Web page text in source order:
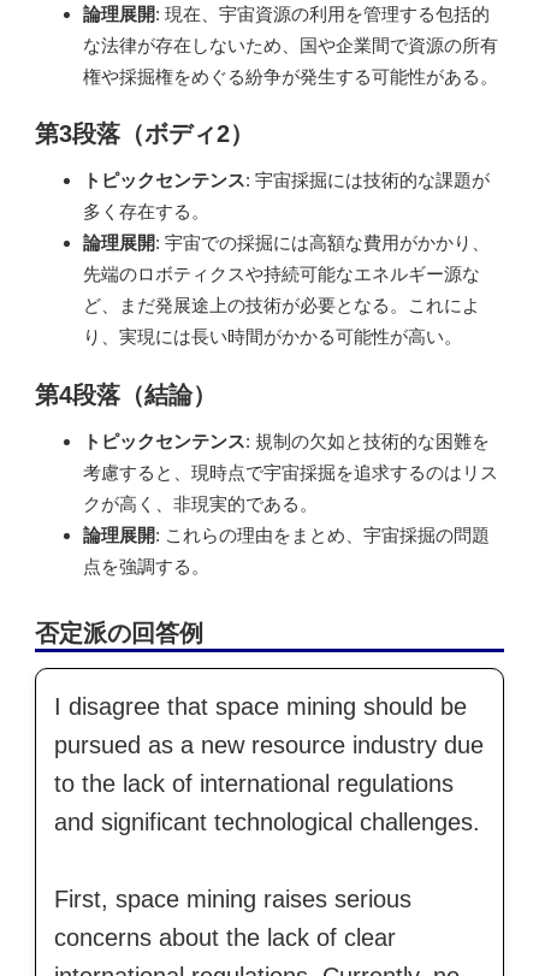
論理展開: 現在、宇宙資源の利用を管理する包括的
な法律が存在しないため、国や企業間で資源の所有
権や採掘権をめぐる紛争が発生する可能性がある。
第3段落（ボディ2）
トピックセンテンス: 宇宙採掘には技術的な課題が
多く存在する。
論理展開: 宇宙での採掘には高額な費用がかかり、
先端のロボティクスや持続可能なエネルギー源な
ど、まだ発展途上の技術が必要となる。これによ
り、実現には長い時間がかかる可能性が高い。
第4段落（結論）
トピックセンテンス: 規制の欠如と技術的な困難を
考慮すると、現時点で宇宙採掘を追求するのはリス
クが高く、非現実的である。
論理展開: これらの理由をまとめ、宇宙採掘の問題
点を強調する。
否定派の回答例
I disagree that space mining should be
pursued as a new resource industry due
to the lack of international regulations
and significant technological challenges.
First, space mining raises serious
concerns about the lack of clear